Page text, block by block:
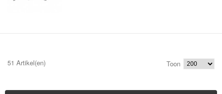
51 Artikel(en) Toon